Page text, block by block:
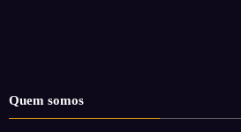
Quem somos